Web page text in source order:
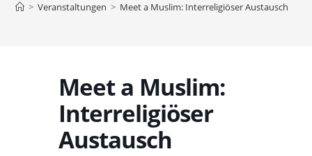
> Veranstaltungen > Meet a Muslim: Interreligiöser Austausch
Meet a Muslim:
Interreligiöser
Austausch